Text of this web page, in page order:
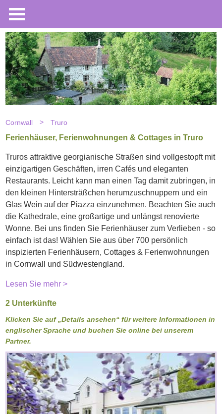
Cornwall Truro
Ferienhäuser, Ferienwohnungen & Cottages in Truro
Truros attraktive georgianische Straßen sind vollgestopft mit
einzigartigen Geschäften, irren Cafés und eleganten
Restaurants. Leicht kann man einen Tag damit zubringen, in
den kleinen Hintersträßchen herumzuschnuppern und ein
Glas Wein auf der Piazza einzunehmen. Beachten Sie auch
die Kathedrale, eine großartige und unlängst renovierte
Wonne. Bei uns finden Sie Ferienhäuser zum Verlieben - so
einfach ist das! Wählen Sie aus über 700 persönlich
inspizierten Ferienhäusern, Cottages & Ferienwohnungen
in Cornwall und Südwestengland.
Lesen Sie mehr >
2 Unterkünfte
Klicken Sie auf „Details ansehen“ für weitere Informationen in
englischer Sprache und buchen Sie online bei unserem
Partner.